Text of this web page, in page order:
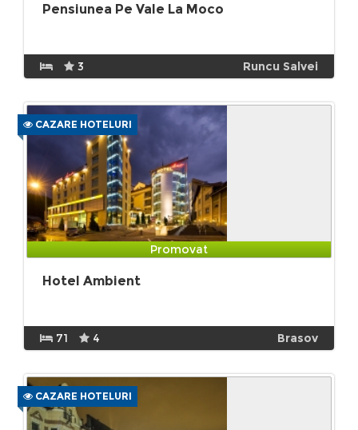
Pensiunea Pe Vale La Moco
3 Runcu Salvei
CAZARE HOTELURI
Promovat
Hotel Ambient
71 4 Brasov
CAZARE HOTELURI